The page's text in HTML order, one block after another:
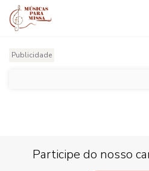
Publicidade
Participe do nosso